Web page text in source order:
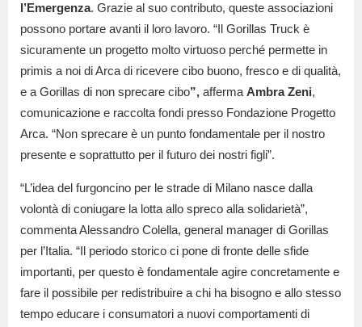
l’Emergenza. Grazie al suo contributo, queste associazioni
possono portare avanti il loro lavoro. “Il Gorillas Truck è
sicuramente un progetto molto virtuoso perché permette in
primis a noi di Arca di ricevere cibo buono, fresco e di qualità,
e a Gorillas di non sprecare cibo”, affermaAmbra Zeni,
comunicazione e raccolta fondi presso Fondazione Progetto
Arca. “Non sprecare è un punto fondamentale per il nostro
presente e soprattutto per il futuro dei nostri figli”.
“L’idea del furgoncino per le strade di Milano nasce dalla
volontà di coniugare la lotta allo spreco alla solidarietà”,
commenta Alessandro Colella, general manager di Gorillas
per l’Italia. “Il periodo storico ci pone di fronte delle sfide
importanti, per questo è fondamentale agire concretamente e
fare il possibile per redistribuire a chi ha bisogno e allo stesso
tempo educare i consumatori a nuovi comportamenti di